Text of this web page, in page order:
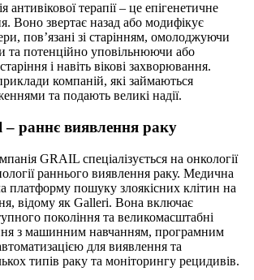
антивікової терапії – це епігенетичне
Воно звертає назад або модифікує
пов’язані зі старінням, омолоджуючи
та потенційно уповільнюючи або
і навіть вікові захворювання.
компаній, які займаються
та подають великі надії.
– раннє виявлення раку
GRAIL спеціалізується на онкології
раннього виявлення раку. Медична
платформу пошуку злоякісних клітин на
відому як Galleri. Вона включає
покоління та великомасштабні
з машинним навчанням, програмним
для виявлення та
типів раку та моніторингу рецидивів.